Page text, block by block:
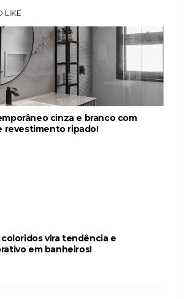
LIKE
cinza e branco com
revestimento ripado!
vira tendência e
em banheiros!